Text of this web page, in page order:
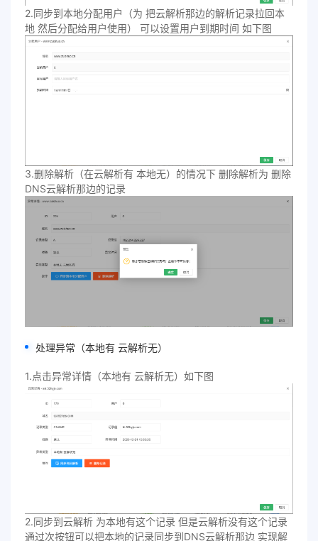
2.同步到本地分配用户（为 把云解析那边的解析记录拉回本
地 然后分配给用户使用） 可以设置用户到期时间 如下图
3.删除解析（在云解析有 本地无）的情况下 删除解析为 删除
DNS云解析那边的记录
处理异常（本地有 云解析无）
1.点击异常详情（本地有 云解析无）如下图
2.同步到云解析 为本地有这个记录 但是云解析没有这个记录
通过次按钮可以把本地的记录同步到DNS云解析那边 实现解